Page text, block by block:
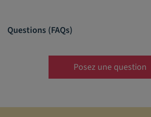
Questions (FAQs)
Posez une question